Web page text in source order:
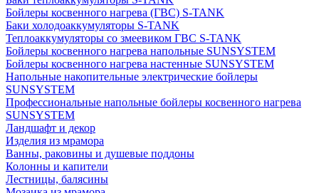
Бойлеры косвенного нагрева (ГВС) S-TANK
Баки холодоаккумуляторы S-TANK
Теплоаккумуляторы со змеевиком ГВС S-TANK
Бойлеры косвенного нагрева напольные SUNSYSTEM
Бойлеры косвенного нагрева настенные SUNSYSTEM
Напольные накопительные электрические бойлеры
SUNSYSTEM
Профессиональные напольные бойлеры косвенного нагрева
SUNSYSTEM
Ландшафт и декор
Изделия из мрамора
Ванны, раковины и душевые поддоны
Колонны и капители
Лестницы, балясины